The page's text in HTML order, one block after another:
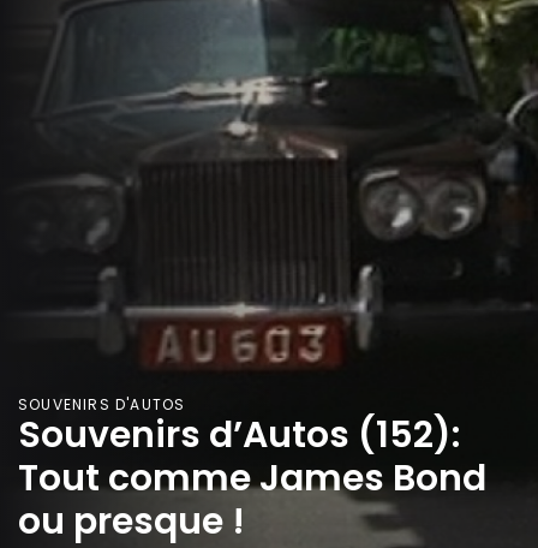
SOUVENIRS D'AUTOS
Souvenirs d’Autos (152):
Tout comme James Bond
ou presque !